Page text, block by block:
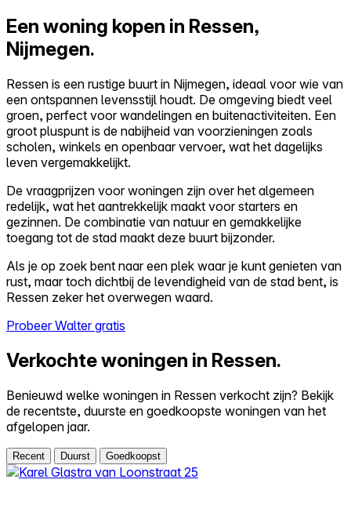
Zelf kopen
Reviews
Prijzen
Log in
Probeer Walter gratis
Een woning kopen in Ressen,
Nijmegen.
Ressen is een rustige buurt in Nijmegen, ideaal voor wie van
een ontspannen levensstijl houdt. De omgeving biedt veel
groen, perfect voor wandelingen en buitenactiviteiten. Een
groot pluspunt is de nabijheid van voorzieningen zoals
scholen, winkels en openbaar vervoer, wat het dagelijks
leven vergemakkelijkt.
De vraagprijzen voor woningen zijn over het algemeen
redelijk, wat het aantrekkelijk maakt voor starters en
gezinnen. De combinatie van natuur en gemakkelijke
toegang tot de stad maakt deze buurt bijzonder.
Als je op zoek bent naar een plek waar je kunt genieten van
rust, maar toch dichtbij de levendigheid van de stad bent, is
Ressen zeker het overwegen waard.
Probeer Walter gratis
Verkochte woningen in Ressen.
Benieuwd welke woningen in Ressen verkocht zijn? Bekijk
de recentste, duurste en goedkoopste woningen van het
afgelopen jaar.
Recent Duurst Goedkoopst